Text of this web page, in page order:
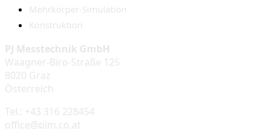
Mehrkörper-Simulation
Konstruktion
PJ Messtechnik GmbH
Waagner-Biro-Straße 125
8020 Graz
Österreich
Tel.: +43 316 228454
office@pjm.co.at